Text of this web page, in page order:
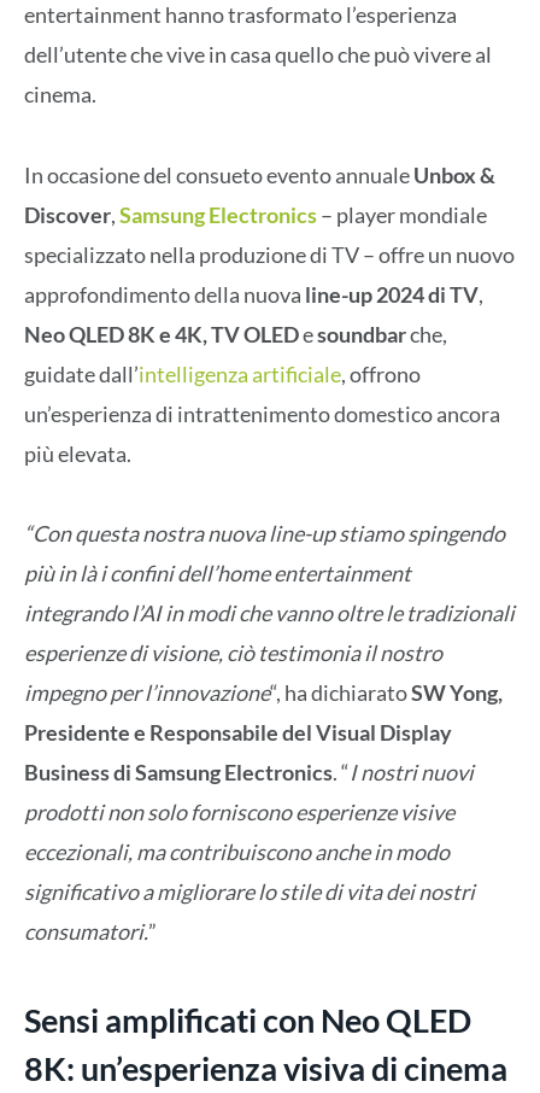
entertainment hanno trasformato l’esperienza
dell’utente che vive in casa quello che può vivere al
cinema.
In occasione del consueto evento annualeUnbox &
Discover,Samsung Electronics– player mondiale
specializzato nella produzione di TV – offre un nuovo
approfondimento della nuova line-up 2024 di TV,
Neo QLED 8K e 4K, TV OLEDesoundbarche,
guidate dall’intelligenza artificiale, offrono
un’esperienza di intrattenimento domestico ancora
più elevata.
“Con questa nostra nuova line-up stiamo spingendo
più in là i confini dell’home entertainment
integrando l’AI in modi che vanno oltre le tradizionali
esperienze di visione, ciò testimonia il nostro
impegno per l’innovazione“, ha dichiaratoSW Yong,
Presidente e Responsabile del Visual Display
Business di Samsung Electronics. “I nostri nuovi
prodotti non solo forniscono esperienze visive
eccezionali, ma contribuiscono anche in modo
significativo a migliorare lo stile di vita dei nostri
consumatori.”
Sensi amplificati con Neo QLED
8K: un’esperienza visiva di cinema